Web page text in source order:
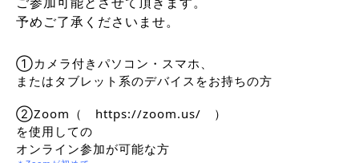
ご参加可能とさせて頂きます。
予めご了承くださいませ。
①カメラ付きパソコン・スマホ、
またはタブレット系のデバイスをお持ちの方
②Zoom（ https://zoom.us/ ）
を使用しての
オンライン参加が可能な方